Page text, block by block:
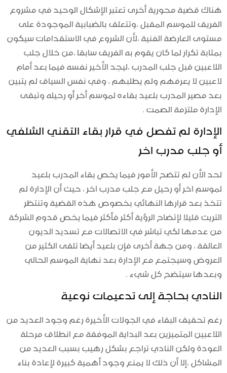
هناك قضية محورية أخرى تعتبر الإشكال الوحيد في مشروع
الفريق للموسم المقبل ،وتتعلق بالضبابية الموجودة على
مستوى العارضة الفنية ،لأن الشروع في الاستقدامات سيكون
بمثابة تكرار لما كان يقوم به الفريق سابقا ،من خلال جلب
اللاعبين قبل جلب المدرب ،ليجد الأخير نفسه فيما بعد أمام
لاعبين لا يعرفهم ولم يطلبهم ، وفي نفس السياق لم يتبين
بعد مصير المدرب بلعيد بقاءه لموسم أخر أو رحيله وتبقى
الإدارة ملتزمة الصمت .
الإدارة لم تفصل في قرار بقاء التقني الشلفي
أو جلب مدرب اخر
لحد الأن لم تتضح الأمور فيما يخص بقاء المدرب بلعيد
لموسم اخر أو رحيل مع جلب مدرب اخر ، حيث أن الإدارة لم
تتخذ بعد قرارها النهائي بخصوص هذه القضية وتنتظر
التريث قليلا لإتضاح الرؤية أكثر فأكثر فيما يخص قدوم الشركة
من عدمها لكي تباشر في الاتصالات مع تسديد الديون
العالقة ، ومن جهة أخرى فإن بلعيد أيضا تلقى الكثير من
العروض وسيجتمع مع الإدارة بعد نهاية الموسم الحالي
وبعدها سيتضح كل شيء .
النادي بحاجة إلى تدعيمات نوعية
رغم تحقيق البقاء في الجولات الأخيرة رغم وجود العديد من
اللاعبين المتميزين بعد البداية الموفقة مع انطلاق مرحلة
العودة ولكن النادي تراجع بشكل رهيب بسبب العديد من
المشاكل ،إلا أن ذلك لا يمنع وجود أهمية كبيرة لإعادة بناء